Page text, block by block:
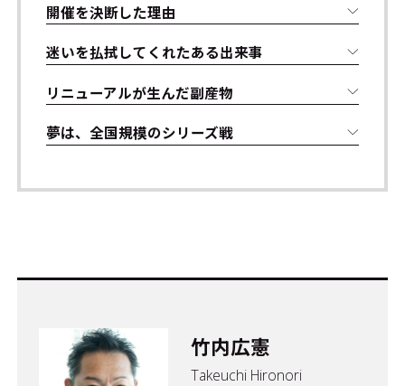
開催を決断した理由
迷いを払拭してくれたある出来事
リニューアルが生んだ副産物
夢は、全国規模のシリーズ戦
竹内広憲
Takeuchi Hironori